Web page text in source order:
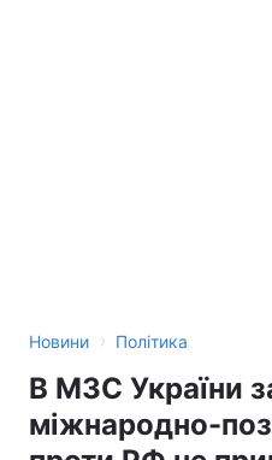
Новини › Політика
В МЗС України
міжнародно-